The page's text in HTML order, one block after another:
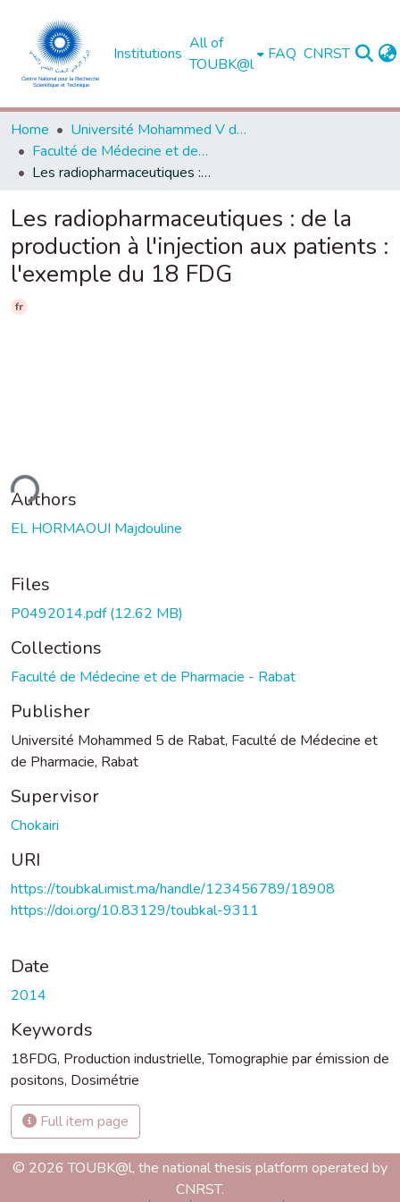
Institutions
All of
TOUBK@l
FAQ CNRST
Home
Université Mohammed V de Rabat
Faculté de Médecine et de Pharmacie - Rabat
Les radiopharmaceutiques : de la production à l'injection aux patients : l'exemple du 18 FDG
Les radiopharmaceutiques : de la
production à l'injection aux patients :
l'exemple du 18 FDG
fr
Authors
EL HORMAOUI Majdouline
Files
P0492014.pdf(12.62 MB)
Collections
Faculté de Médecine et de Pharmacie - Rabat
Publisher
Université Mohammed 5 de Rabat, Faculté de Médecine et
de Pharmacie, Rabat
Supervisor
Chokairi
URI
https://toubkal.imist.ma/handle/123456789/18908
https://doi.org/10.83129/toubkal-9311
Date
2014
Keywords
18FDG, Production industrielle,Tomographie par émission de
positons, Dosimétrie
Full item page
© 2026 TOUBK@l, the national thesis platform operated by
CNRST.